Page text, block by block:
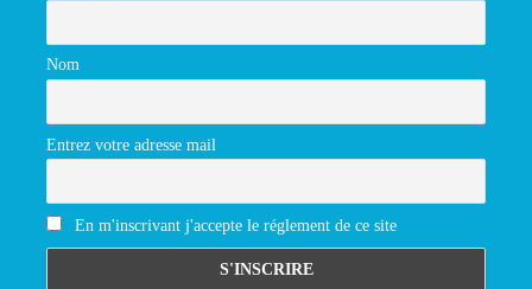
Nom
Entrez votre adresse mail
En m'inscrivant j'accepte le réglement de ce site